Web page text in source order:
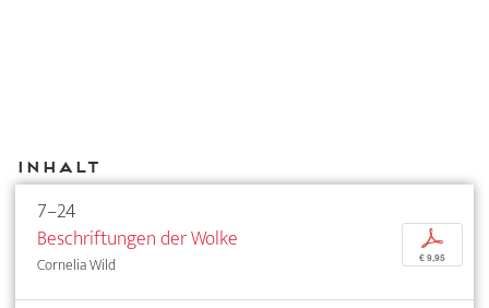
Inhalt
7–24
Beschriftungen der Wolke
Cornelia Wild
p
€ 9,95